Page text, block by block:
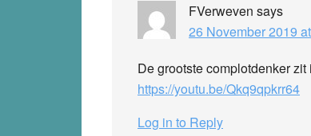
FVerweven says
26 November 2019
De grootste complotdenker
https://youtu.be/Qkq9qpkrr64
Log in to Reply